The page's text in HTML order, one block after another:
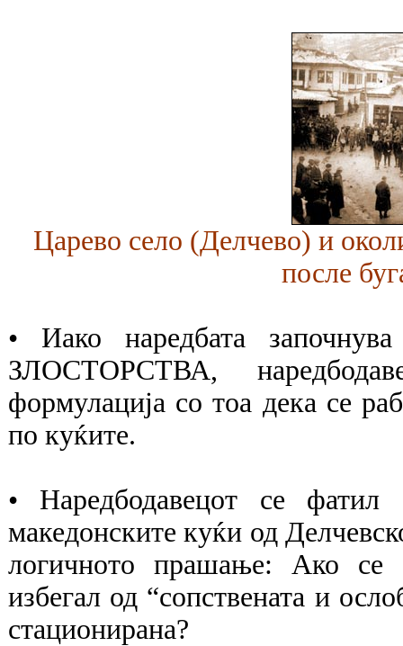
Царево село (Делчево) и
после
• Иако наредбата
ЗЛОСТОРСТВА,
формулација со тоа дека се
по куќите.
• Наредбодавецот се фатил
македонските куќи од
логичното прашање: Ако се
избегал од “сопствената и
стационирана?